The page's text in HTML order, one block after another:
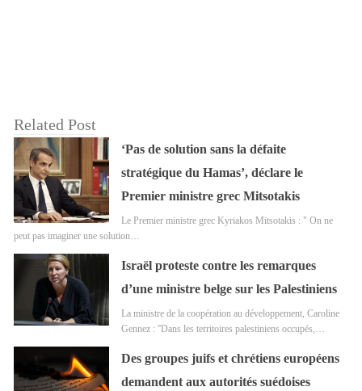
Related Post
‘Pas de solution sans la défaite
stratégique du Hamas’, déclare le
Premier ministre grec Mitsotakis
Le Premier ministre grec Kyriakos Mitsotakis : " On ne
peut pas imaginer une solution…
Israël proteste contre les remarques
d’une ministre belge sur les Palestiniens
La ministre de la coopération au développement, Caroline
Gennez : ''Dans les territoires palestiniens occupés,…
Des groupes juifs et chrétiens européens
demandent aux autorités suédoises